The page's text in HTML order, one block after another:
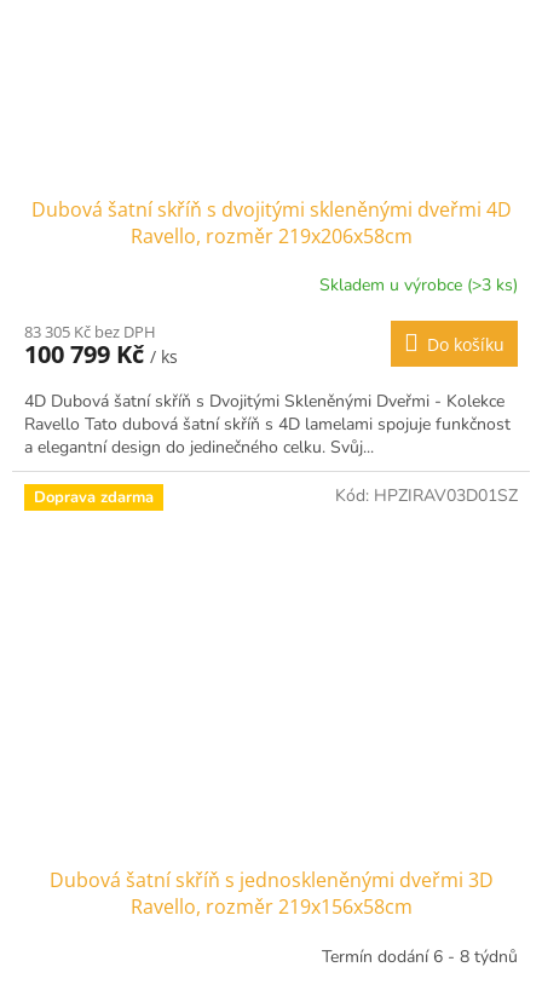
Dubová šatní skříň s dvojitými skleněnými dveřmi 4D
Ravello, rozměr 219x206x58cm
Skladem u výrobce (>3 ks)
83 305 Kč bez DPH
100 799 Kč / ks
Do košíku
4D Dubová šatní skříň s Dvojitými Skleněnými Dveřmi - Kolekce
Ravello Tato dubová šatní skříň s 4D lamelami spojuje funkčnost
a elegantní design do jedinečného celku. Svůj...
Doprava zdarma
Dubová šatní skříň s jednoskleněnými dveřmi 3D
Ravello, rozměr 219x156x58cm
Termín dodání 6 - 8 týdnů
Kód: HPZIRAV03D01SZ